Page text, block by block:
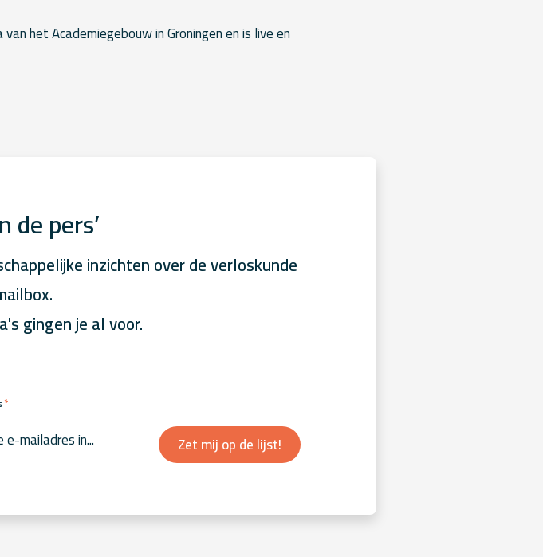
het Academiegebouw in Groningen en is live en
de pers’
inzichten over de verloskunde
gingen je al voor.
*
Zet mij op de lijst!